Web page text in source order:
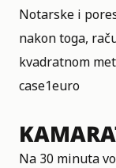
Notarske i
nakon toga,
kvadratnom
case1euro
Na 30 minuta